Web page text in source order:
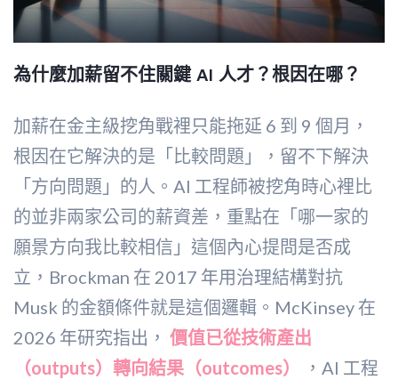
為什麼加薪留不住關鍵 AI 人才？根因在哪？
加薪在金主級挖角戰裡只能拖延 6 到 9 個月，
根因在它解決的是「比較問題」，留不下解決
「方向問題」的人。AI 工程師被挖角時心裡比
的並非兩家公司的薪資差，重點在「哪一家的
願景方向我比較相信」這個內心提問是否成
立，Brockman 在 2017 年用治理結構對抗
Musk 的金額條件就是這個邏輯。McKinsey 在
2026 年研究指出， 價值已從技術產出
（outputs）轉向結果（outcomes）
，AI 工程